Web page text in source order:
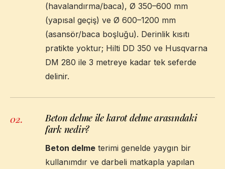
(havalandırma/baca), Ø 350–600 mm
(yapısal geçiş) ve Ø 600–1200 mm
(asansör/baca boşluğu). Derinlik kısıtı
pratikte yoktur; Hilti DD 350 ve Husqvarna
DM 280 ile 3 metreye kadar tek seferde
delinir.
02.
Beton delme ile karot delme arasındaki
fark nedir?
Beton delme terimi genelde yaygın bir
kullanımdır ve darbeli matkapla yapılan